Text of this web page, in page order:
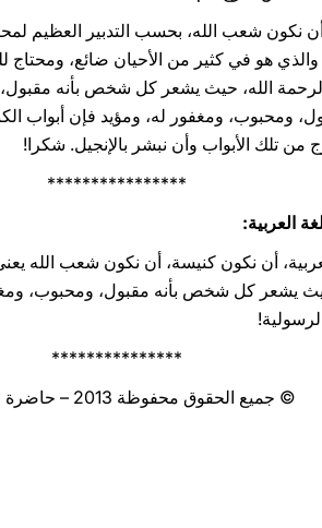
نكون شعب الله، بحسب التدبير العظيم
هو في كثير من الأحيان ضائع،
لرحمة الله، حيث يشعر كل شخص بأنه
ومحبوب، ومغفور له، ومؤيد فإن أبواب
تلك الأبواب وأن نبشر بالإنجيل. شكرا!
****************
العربية:
أن نكون كنيسة، أن نكون شعب الله
حيث يشعر كل شخص بأنه مقبول، ومحبوب،
***************
© جميع الحقوق محفوظة 2013 – حاضرة الفاتيكان